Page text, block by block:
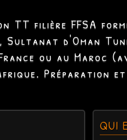
TT filière FFSA
Sultanat d'Oman
ou au Maroc
Préparation
QUI